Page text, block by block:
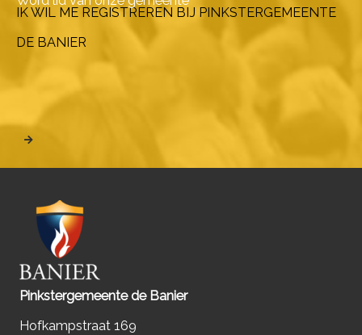
IK WIL ME REGISTREREN BIJ PINKSTERGEMEENTE
DE BANIER
Pinkstergemeente de Banier
Hofkampstraat 169